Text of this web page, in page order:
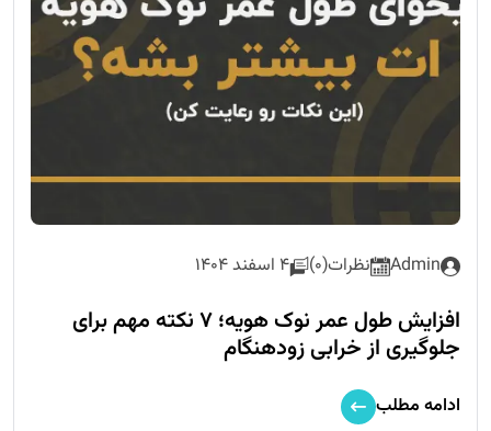
Admin نظرات(0) 4 اسفند 1404
افزایش طول عمر نوک هویه؛ ۷ نکته مهم برای
جلوگیری از خرابی زودهنگام
ادامه مطلب